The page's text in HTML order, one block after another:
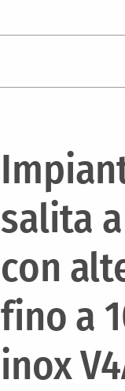
salita
con
fino a
inox